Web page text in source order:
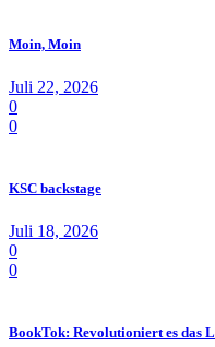
Moin, Moin
Juli 22, 2026
0
0
KSC backstage
Juli 18, 2026
0
0
BookTok: Revolutioniert es das